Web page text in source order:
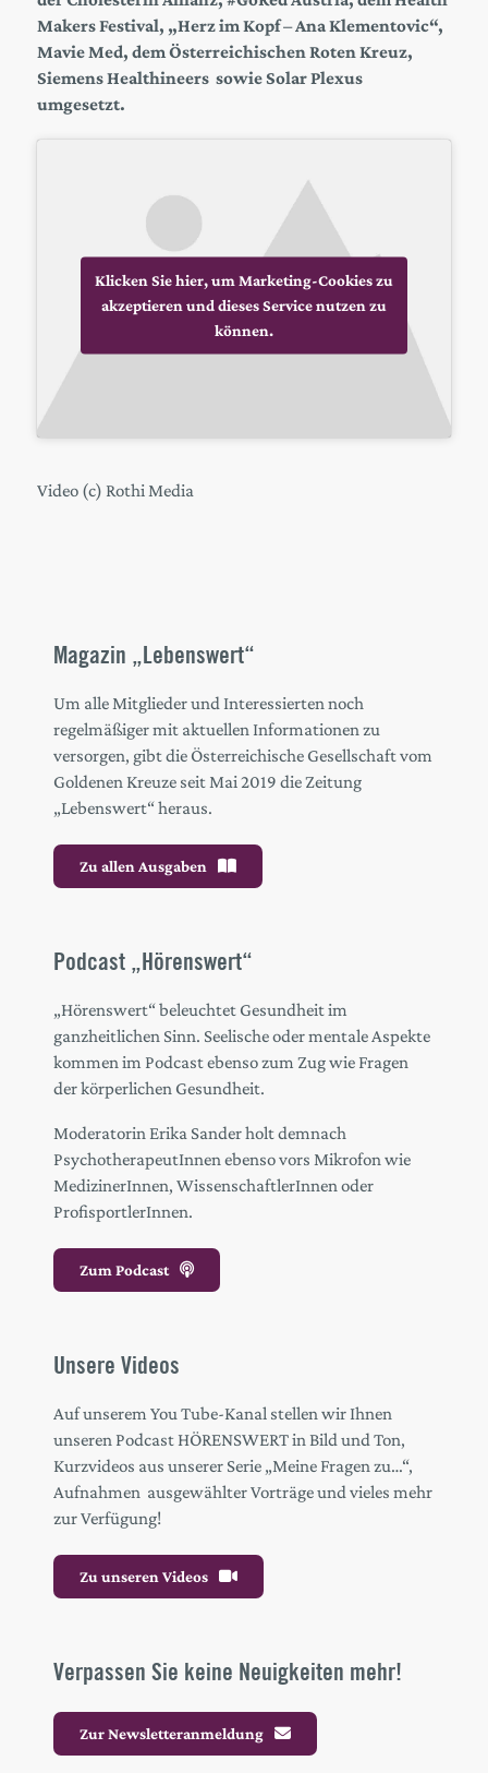
Makers Festival, „Herz im Kopf – Ana Klementovic“,
Mavie Med, dem Österreichischen Roten Kreuz,
Siemens Healthineers sowie Solar Plexus
umgesetzt.
Klicken Sie hier, um Marketing-Cookies zu
akzeptieren und dieses Service nutzen zu
können.
Video (c) Rothi Media
Magazin „Lebenswert“
Um alle Mitglieder und Interessierten noch
regelmäßiger mit aktuellen Informationen zu
versorgen, gibt die Österreichische Gesellschaft vom
Goldenen Kreuze seit Mai 2019 die Zeitung
„Lebenswert“ heraus.
Zu allen Ausgaben
Podcast „Hörenswert“
„Hörenswert“ beleuchtet Gesundheit im
ganzheitlichen Sinn. Seelische oder mentale Aspekte
kommen im Podcast ebenso zum Zug wie Fragen
der körperlichen Gesundheit.
Moderatorin Erika Sander holt demnach
PsychotherapeutInnen ebenso vors Mikrofon wie
MedizinerInnen, WissenschaftlerInnen oder
ProfisportlerInnen.
Zum Podcast
Unsere Videos
Auf unserem You Tube-Kanal stellen wir Ihnen
unseren Podcast HÖRENSWERT in Bild und Ton,
Kurzvideos aus unserer Serie „Meine Fragen zu…“,
Aufnahmen ausgewählter Vorträge und vieles mehr
zur Verfügung!
Zu unseren Videos
Verpassen Sie keine Neuigkeiten mehr!
Zur Newsletteranmeldung